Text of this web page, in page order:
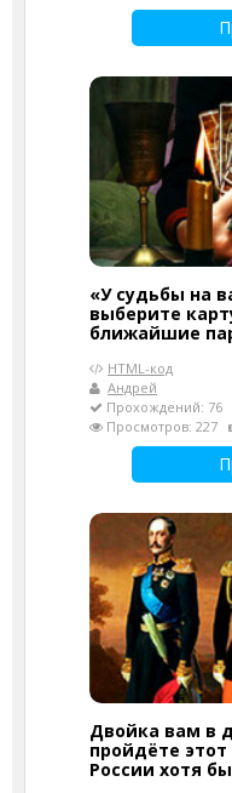
«У судьбы на
выберите
ближайшие
HTML-код
Андрей
Прохождений: 76
Просмотров: 227
Двойка вам в
пройдёте
России хотя